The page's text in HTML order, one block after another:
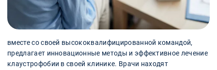
вместе со своей высококвалифицированной командой,
предлагает инновационные методы и эффективное лечение
клаустрофобии в своей клинике. Врачи находят